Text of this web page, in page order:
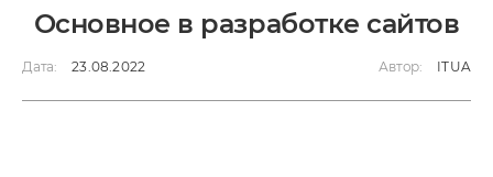
Основное в разработке сайтов
Дата: 23.08.2022 Автор: ITUA